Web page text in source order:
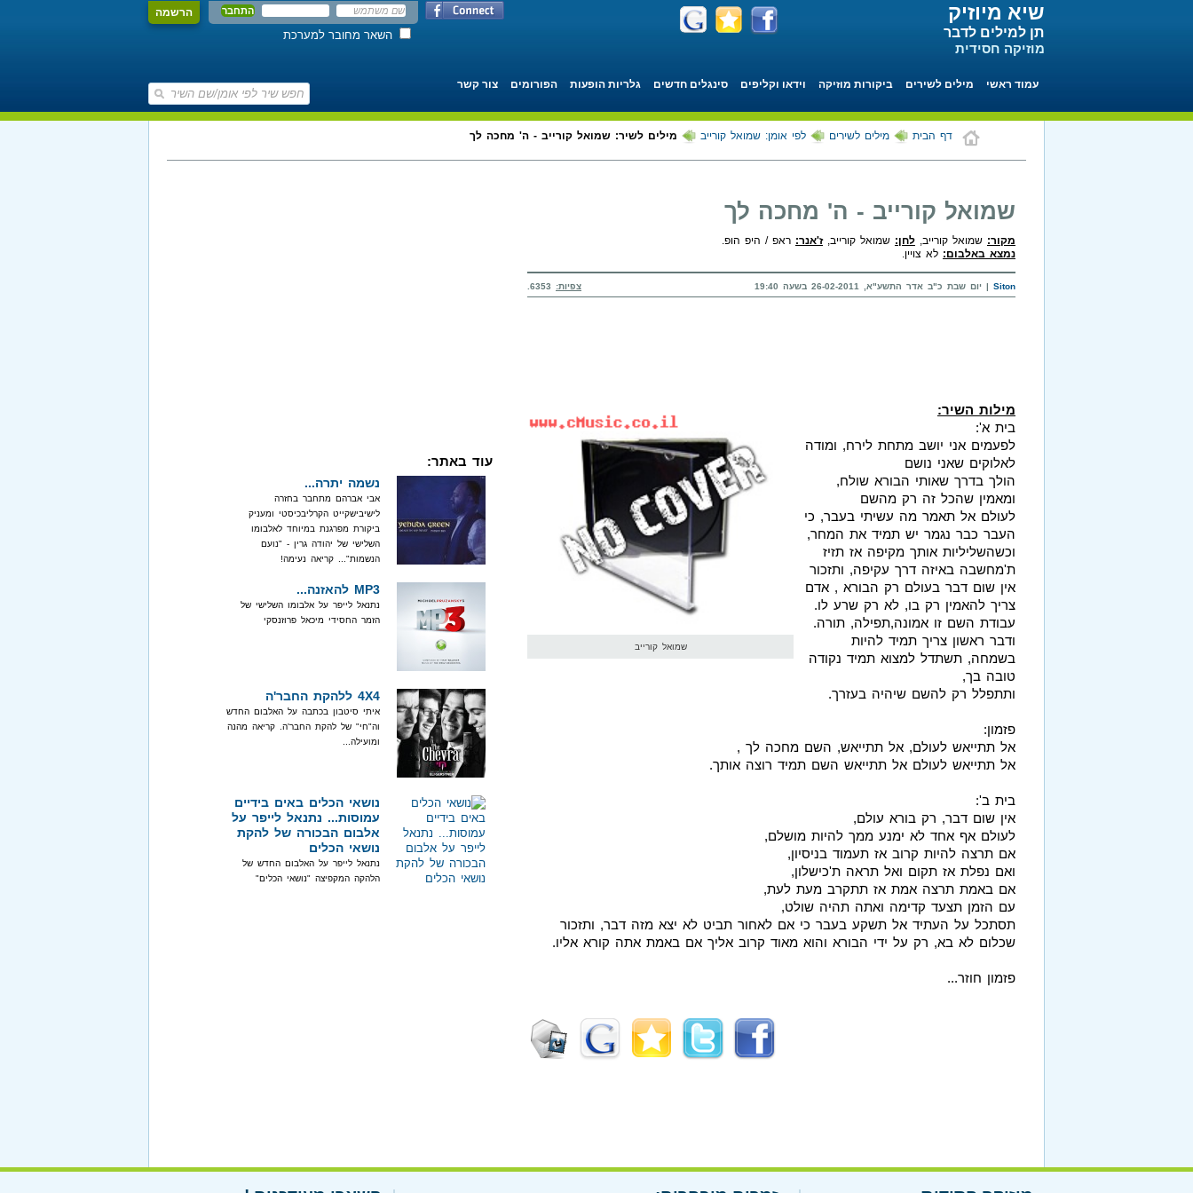
הרשמה
השאר מחובר למערכת
שיא מיוזיק
תן למילים לדבר
מוזיקה חסידית
עמוד ראשי מילים לשירים ביקורות מוזיקה וידאו וקליפים סינגלים חדשים גלריות הופעות הפורומים צור קשר
דף הבית מילים לשירים לפי אומן: שמואל קורייב מילים לשיר: שמואל קורייב - ה' מחכה לך
שמואל קורייב - ה' מחכה לך
מקור: שמואל קורייב, לחן: שמואל קורייב,ז'אנר: ראפ / היפ הופ.
נמצא באלבום: לא צויין.
Siton | יום שבת כ"ב אדר התשע"א, 26-02-2011 בשעה 19:40 צפיות:
שמואל קורייב
מילות השיר:
בית א':
לפעמים אני יושב מתחת לירח, ומודה
לאלוקים שאני נושם
הולך בדרך שאותי הבורא שולח,
ומאמין שהכל זה רק מהשם
לעולם אל תאמר מה עשיתי בעבר, כי
העבר כבר נגמר יש תמיד את המחר,
וכשהשליליות אותך מקיפה אז תזיז
ת'מחשבה באיזה דרך עקיפה, ותזכור
אין שום דבר בעולם רק הבורא , אדם
צריך להאמין רק בו, לא רק שרע לו.
עבודת השם זו אמונה,תפילה, תורה.
ודבר ראשון צריך תמיד להיות
בשמחה, תשתדל למצוא תמיד נקודה
טובה בך,
ותתפלל רק להשם שיהיה בעזרך.
פזמון:
אל תתייאש לעולם, אל תתייאש, השם מחכה לך ,
אל תתייאש לעולם אל תתייאש השם תמיד רוצה אותך.
בית ב':
אין שום דבר, רק בורא עולם,
לעולם אף אחד לא ימנע ממך להיות מושלם,
אם תרצה להיות קרוב אז תעמוד בניסיון,
ואם נפלת אז תקום ואל תראה ת'כישלון,
אם באמת תרצה אמת אז תתקרב מעת לעת,
עם הזמן תצעד קדימה ואתה תהיה שולט,
תסתכל על העתיד אל תשקע בעבר כי אם לאחור תביט לא יצא מזה דבר, ותזכור
שכלום לא בא, רק על ידי הבורא והוא מאוד קרוב אליך אם באמת אתה קורא אליו.
פזמון חוזר...
עוד באתר:
נשמה יתרה...
אבי אברהם מתחבר בחזרה
לישיבישקייט הקרליבכיסטי ומעניק
ביקורת מפרגנת במיוחד לאלבומו
השלישי של יהודה גרין - "נועם
הנשמות"... קריאה נעימה!
MP3 להאזנה...
נתנאל לייפר על אלבומו השלישי של
הזמר החסידי מיכאל פרוזנסקי
4X4 ללהקת החבר'ה
איתי סיטבון בכתבה על האלבום החדש
וה"חי" של להקת החבר'ה. קריאה מהנה
ומועילה...
נושאי הכלים באים בידיים
עמוסות... נתנאל לייפר על
אלבום הבכורה של להקת
נושאי הכלים
נתנאל לייפר על האלבום החדש של
הלהקה המקפיצה "נושאי הכלים"